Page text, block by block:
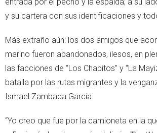
y su cartera con sus identificaciones y
Más extraño aún: los dos amigos que
marino fueron abandonados, ilesos, en
las facciones de “Los Chapitos” y “La
batalla por las rutas migrantes y la
Ismael Zambada García.
“Yo creo que fue por la camioneta en la